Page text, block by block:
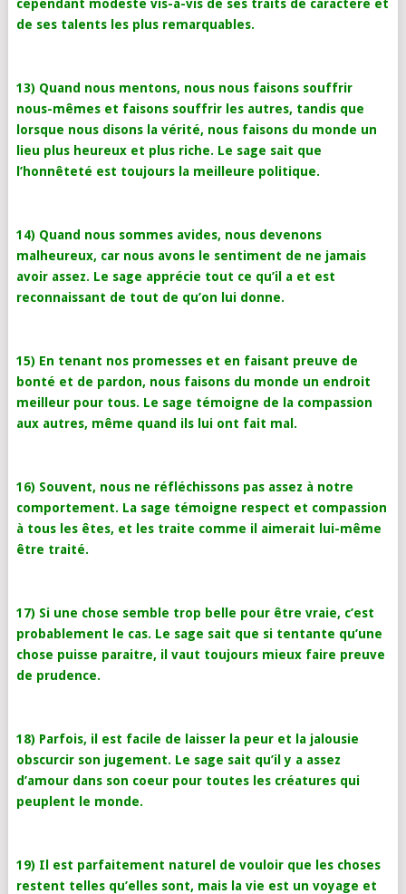
cependant modeste vis-à-vis de ses traits de caractère et
de ses talents les plus remarquables.
13) Quand nous mentons, nous nous faisons souffrir
nous-mêmes et faisons souffrir les autres, tandis que
lorsque nous disons la vérité, nous faisons du monde un
lieu plus heureux et plus riche. Le sage sait que
l’honnêteté est toujours la meilleure politique.
14) Quand nous sommes avides, nous devenons
malheureux, car nous avons le sentiment de ne jamais
avoir assez. Le sage apprécie tout ce qu’il a et est
reconnaissant de tout de qu’on lui donne.
15) En tenant nos promesses et en faisant preuve de
bonté et de pardon, nous faisons du monde un endroit
meilleur pour tous. Le sage témoigne de la compassion
aux autres, même quand ils lui ont fait mal.
16) Souvent, nous ne réfléchissons pas assez à notre
comportement. La sage témoigne respect et compassion
à tous les êtes, et les traite comme il aimerait lui-même
être traité.
17) Si une chose semble trop belle pour être vraie, c’est
probablement le cas. Le sage sait que si tentante qu’une
chose puisse paraitre, il vaut toujours mieux faire preuve
de prudence.
18) Parfois, il est facile de laisser la peur et la jalousie
obscurcir son jugement. Le sage sait qu’il y a assez
d’amour dans son coeur pour toutes les créatures qui
peuplent le monde.
19) Il est parfaitement naturel de vouloir que les choses
restent telles qu’elles sont, mais la vie est un voyage et